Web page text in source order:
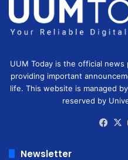
UUM Today is the official
providing important
life. This website is managed
reserved by
Newsletter